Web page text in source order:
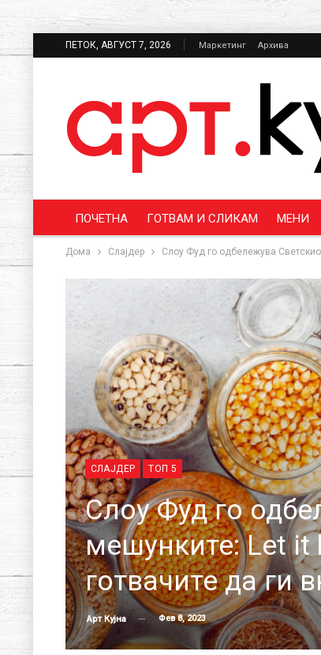
ПЕТОК, АВГУСТ 7, 2026 Маркетинг Архива
ПОЧЕТНА ГОТВАМ И СЛИКАМ МЕНИ
Дома Слајдер Слоу Фуд го одбележува
СЛАЈДЕР ТОП 5
Слоу Фуд го
мешунките: Let it
готвачите да ги
Арт Кујна Фев 8, 2023